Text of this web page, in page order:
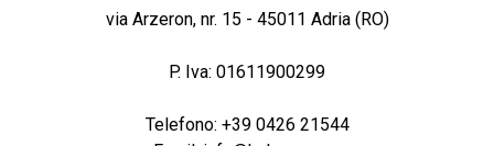
via Arzeron, nr. 15 - 45011 Adria (RO)
P. Iva: 01611900299
Telefono: +39 0426 21544